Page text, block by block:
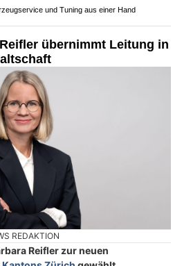
und Tuning aus einer Hand
übernimmt Leitung in
REDAKTION
Reifler zur neuen